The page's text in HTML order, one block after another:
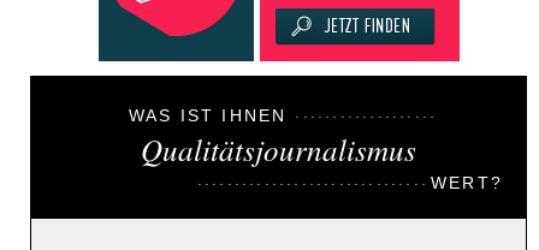
WAS IST IHNEN
Qualitätsjournalismus
WERT?